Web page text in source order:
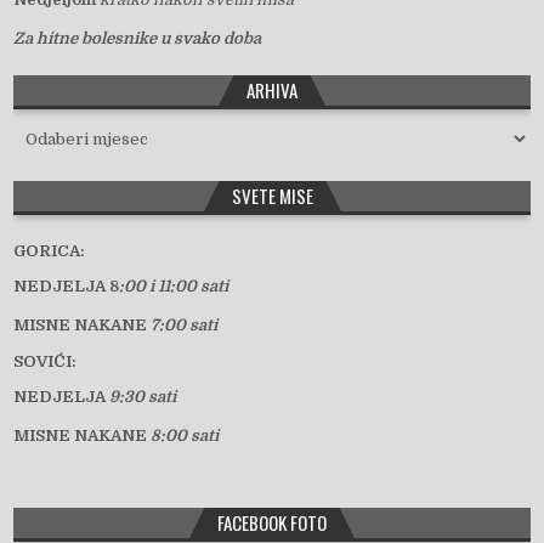
Za hitne bolesnike u svako doba
ARHIVA
Arhiva
SVETE MISE
GORICA:
NEDJELJA 8:00 i 11:00 sati
MISNE NAKANE 7:00 sati
SOVIĆI:
NEDJELJA 9:30 sati
MISNE NAKANE 8:00 sati
FACEBOOK FOTO